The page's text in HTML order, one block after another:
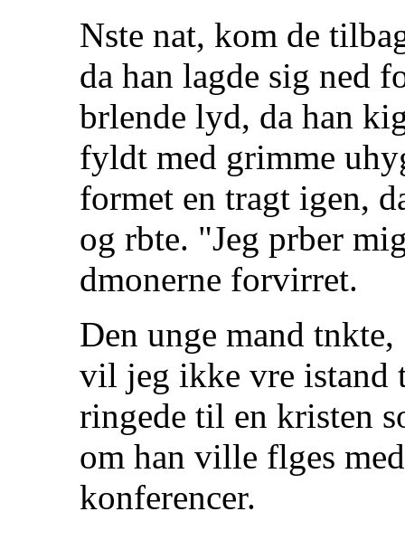
Nste nat, kom de
da han lagde sig ned
brlende lyd, da han
fyldt med grimme
formet en tragt igen,
og rbte. "Jeg prber
dmonerne forvirret.
Den unge mand
vil jeg ikke vre istand
ringede til en kristen
om han ville flges
konferencer.